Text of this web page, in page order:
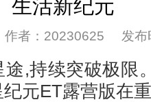
生活新纪元
者：20230625 发布
,持续突破极限
元ET露营版在